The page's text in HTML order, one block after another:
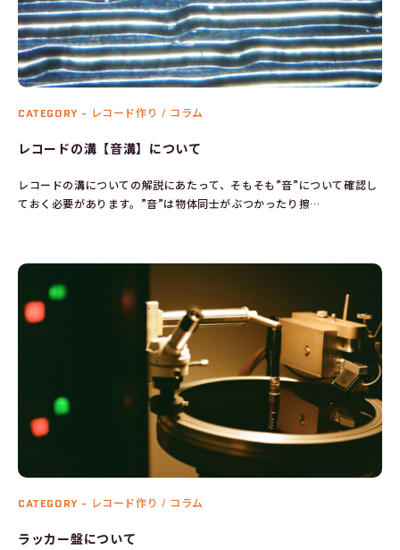
CATEGORY - レコード作り / コラム
レコードの溝【音溝】について
レコードの溝についての解説にあたって、そもそも”音”について確認し
ておく必要があります。”音”は物体同士がぶつかったり擦…
CATEGORY - レコード作り / コラム
ラッカー盤について